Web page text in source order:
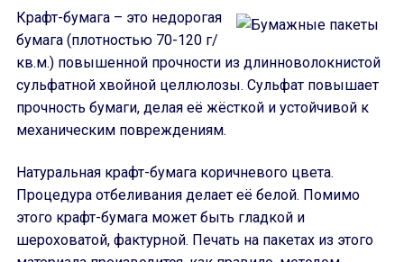
Крафт-бумага – это недорогая
бумага (плотностью 70-120 г/
кв.м.) повышенной прочности из длинноволокнистой
сульфатной хвойной целлюлозы. Сульфат повышает
прочность бумаги, делая её жёсткой и устойчивой к
механическим повреждениям.
Натуральная крафт-бумага коричневого цвета.
Процедура отбеливания делает её белой. Помимо
этого крафт-бумага может быть гладкой и
шероховатой, фактурной. Печать на пакетах из этого